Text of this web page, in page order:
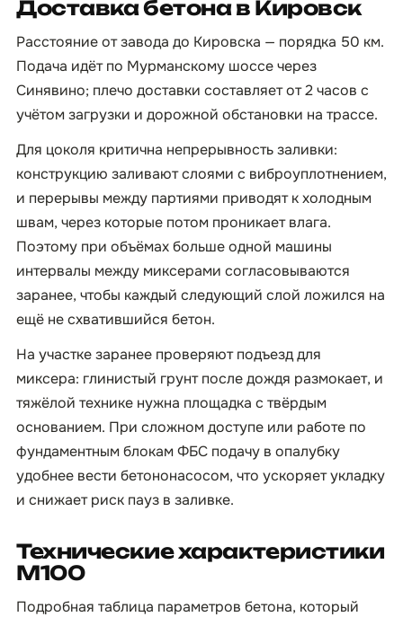
Доставка бетона в Кировск
Расстояние от завода до Кировска — порядка 50 км.
Подача идёт по Мурманскому шоссе через
Синявино; плечо доставки составляет от 2 часов с
учётом загрузки и дорожной обстановки на трассе.
Для цоколя критична непрерывность заливки:
конструкцию заливают слоями с виброуплотнением,
и перерывы между партиями приводят к холодным
швам, через которые потом проникает влага.
Поэтому при объёмах больше одной машины
интервалы между миксерами согласовываются
заранее, чтобы каждый следующий слой ложился на
ещё не схватившийся бетон.
На участке заранее проверяют подъезд для
миксера: глинистый грунт после дождя размокает, и
тяжёлой технике нужна площадка с твёрдым
основанием. При сложном доступе или работе по
фундаментным блокам ФБС подачу в опалубку
удобнее вести бетононасосом, что ускоряет укладку
и снижает риск пауз в заливке.
Технические характеристики
М100
Подробная таблица параметров бетона, который